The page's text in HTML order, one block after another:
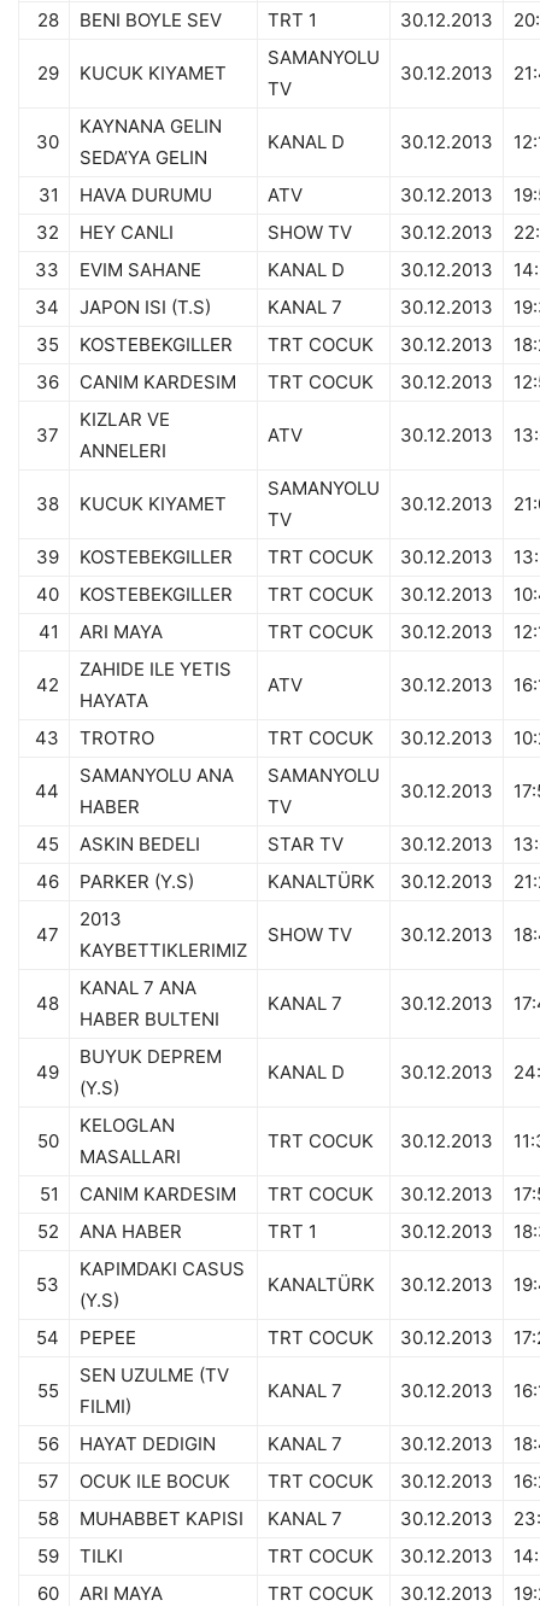
28 BENI BOYLE SEV TRT 1 30.12.2013
29 KUCUK KIYAMET
SAMANYOLU
TV
30.12.2013
30
KAYNANA GELIN
SEDA’YA GELIN
KANAL D 30.12.2013
31 HAVA DURUMU ATV 30.12.2013
32
HEY CANLI SHOW TV 30.12.2013
33
EVIM SAHANE KANAL D 30.12.2013
34
JAPON ISI (T.S) KANAL 7 30.12.2013
35
KOSTEBEKGILLER TRT COCUK 30.12.2013
36
CANIM KARDESIM TRT COCUK 30.12.2013
37
KIZLAR VE
ANNELERI
ATV 30.12.2013
38 KUCUK KIYAMET
SAMANYOLU
TV
30.12.2013
39 KOSTEBEKGILLER TRT COCUK 30.12.2013
40
KOSTEBEKGILLER TRT COCUK 30.12.2013
41
ARI MAYA TRT COCUK 30.12.2013
42
ZAHIDE ILE YETIS
HAYATA
ATV 30.12.2013
43 TROTRO TRT COCUK 30.12.2013
44
SAMANYOLU ANA
HABER
SAMANYOLU
TV
30.12.2013
45 ASKIN BEDELI STAR TV 30.12.2013
46
PARKER (Y.S) KANALTÜRK 30.12.2013
47
2013
KAYBETTIKLERIMIZ
SHOW TV 30.12.2013
48
KANAL 7 ANA
HABER BULTENI
KANAL 7 30.12.2013
49
BUYUK DEPREM
(Y.S)
KANAL D 30.12.2013
50
KELOGLAN
MASALLARI
TRT COCUK 30.12.2013
51 CANIM KARDESIM TRT COCUK 30.12.2013
52
ANA HABER TRT 1 30.12.2013
53
KAPIMDAKI CASUS
(Y.S)
KANALTÜRK 30.12.2013
54 PEPEE TRT COCUK 30.12.2013
55
SEN UZULME (TV
FILMI)
KANAL 7 30.12.2013
56 HAYAT DEDIGIN KANAL 7 30.12.2013
57
OCUK ILE BOCUK TRT COCUK 30.12.2013
58
MUHABBET KAPISI KANAL 7 30.12.2013
59
TILKI TRT COCUK 30.12.2013
60
ARI MAYA TRT COCUK 30.12.2013